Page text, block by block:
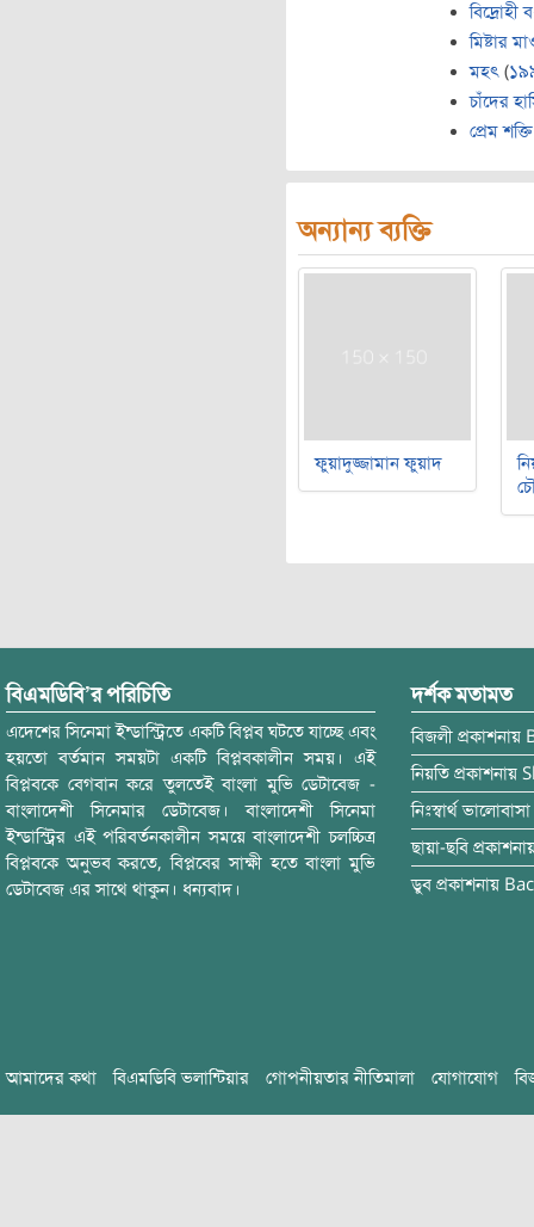
বিদ্রোহী
মিষ্টার
মহৎ (
চাঁদের
প্রেম শক্তি
অন্যান্য ব্যক্তি
ফুয়াদুজ্জামান ফুয়াদ
বিএমডিবি’র পরিচিতি
এদেশের সিনেমা ইন্ডাস্ট্রিতে একটি বিপ্লব ঘটতে যাচ্ছে এবং
হয়তো বর্তমান সময়টা একটি বিপ্লবকালীন সময়। এই
বিপ্লবকে বেগবান করে তুলতেই বাংলা মুভি ডেটাবেজ -
বাংলাদেশী সিনেমার ডেটাবেজ। বাংলাদেশী সিনেমা
ইন্ডাস্ট্রির এই পরিবর্তনকালীন সময়ে বাংলাদেশী চলচ্চিত্র
বিপ্লবকে অনুভব করতে, বিপ্লবের সাক্ষী হতে বাংলা মুভি
ডেটাবেজ এর সাথে থাকুন। ধন্যবাদ।
দর্শক মতামত
বিজলী প্রকাশনায়
নিয়তি প্রকাশনায়
নিঃস্বার্থ ভালোবাসা
ছায়া-ছবি
ডুব প্রকাশনায়
আমাদের কথা বিএমডিবি ভলান্টিয়ার গোপনীয়তার নীতিমালা যোগাযোগ